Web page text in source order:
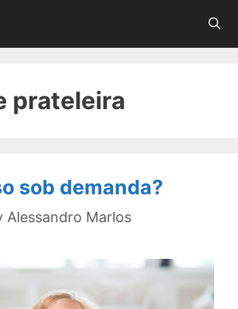
prateleira
sob demanda?
Alessandro Marlos